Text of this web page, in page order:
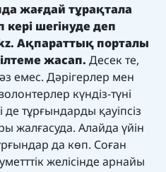
жағдай тұрақтала
шегінуде деп
Ақпараттық порталы
жасап. Десек те,
емес. Дәрігерлер мен
күндіз-түні
тұрғындарды қауіпсіз
жалғасуда. Алайда үйін
да көп. Соған
желісінде арнайы